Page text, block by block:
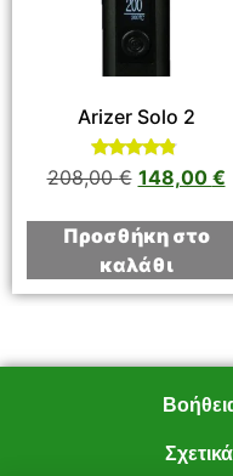
Arizer Solo 2
Βαθμολογήθηκε
με
από 5
208,00€ 148,00 €
Προσθήκη στο
καλάθι